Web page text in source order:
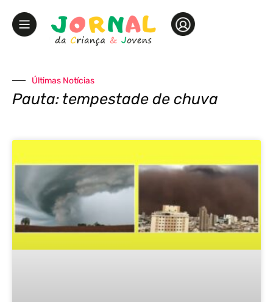
Últimas Notícias
Pauta: tempestade de chuva